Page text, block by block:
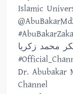
Islamic
محمد زكريا
Dr. Abubakar
Channel